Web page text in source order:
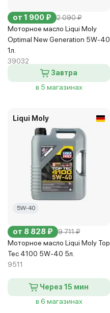
от 1 900 ₽ 2 090 ₽
Моторное масло Liqui Moly
Optimal New Generation 5W-40
1л.
39032
Завтра
в 5 магазинах
Liqui Moly
5W-40
от 8 828 ₽ 9 711 ₽
Моторное масло Liqui Moly Top
Tec 4100 5W-40 5л.
9511
Через 15 мин
в 6 магазинах